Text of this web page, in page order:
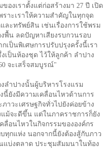
องเราตั้งแต่ก่อสร้างมา 27 ปี เปิด
ราะเราให้ความสำคัญในทุกจุด
ละทรัพย์สิน เช่นเรื่องการใช้พรม
พื้น ลดปัญหาเสียงรบกวนรอบ
เป็นพิเศษการปรับปรุงครั้งนี้เรา
เป็นห้องชุด ไว้ให้ลูกค้า ลำปาง
จะเสร็จสมบูรณ์"
ลำปางนั้นผู้บริหารโรงแรม
นี้ยังมีความเคลื่อนไหวด้านการ
าวะเศรษฐกิจทั่วไปยังค่อยข้าง
ม้จะดีขึ้น แต่ในภาคราชการก็ยัง
ลื่อนไหวในกิจกรรมขององค์กร
ทุกแห่ง นอกจากนี้ยังต้องสู้กับภาว
แบ่งตลาด ประชุมสัมมนาในท้อง